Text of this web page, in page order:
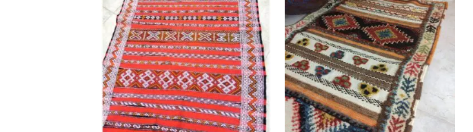
Aggiungi
alla lista
dei
desideri
Aggiungi
alla lista
dei
desideri